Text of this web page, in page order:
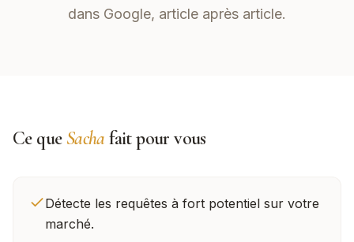
dans Google, article après article.
Ce que Sacha fait pour vous
Détecte les requêtes à fort potentiel sur votre
marché.